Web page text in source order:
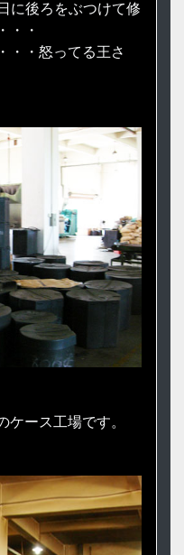
に後ろをぶつけて修
・・
・・怒ってる王さ
ース工場です。